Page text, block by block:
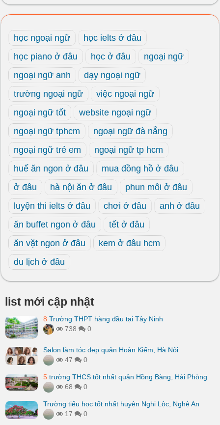
học ngoại ngữ
học ielts ở đâu
học piano ở đâu
học ở đâu
ngoại ngữ
ngoại ngữ anh
dạy ngoại ngữ
trường ngoại ngữ
việc ngoại ngữ
ngoại ngữ tốt
website ngoại ngữ
ngoại ngữ tphcm
ngoại ngữ đà nẵng
ngoại ngữ trẻ em
ngoại ngữ tp hcm
huế ăn ngon ở đâu
mua đồng hồ ở đâu
ở đâu
hà nội ăn ở đâu
phun môi ở đâu
luyện thi ielts ở đâu
chơi ở đâu
anh ở đâu
ăn buffet ngon ở đâu
tết ở đâu
ăn vặt ngon ở đâu
kem ở đâu hcm
du lịch ở đâu
list mới cập nhật
8 Trường THPT hàng đầu tại Tây Ninh
738
0
Salon làm tóc đẹp quận Hoàn Kiếm, Hà Nội
47
0
5 trường THCS tốt nhất quận Hồng Bàng, Hải Phòng
68
0
Trường tiểu học tốt nhất huyện Nghi Lộc, Nghệ An
17
0